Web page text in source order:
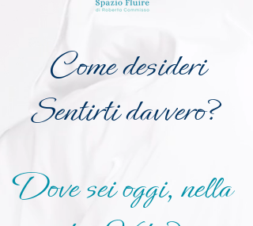
Come desideri
Sentirti davvero?
Dove sei oggi, nella